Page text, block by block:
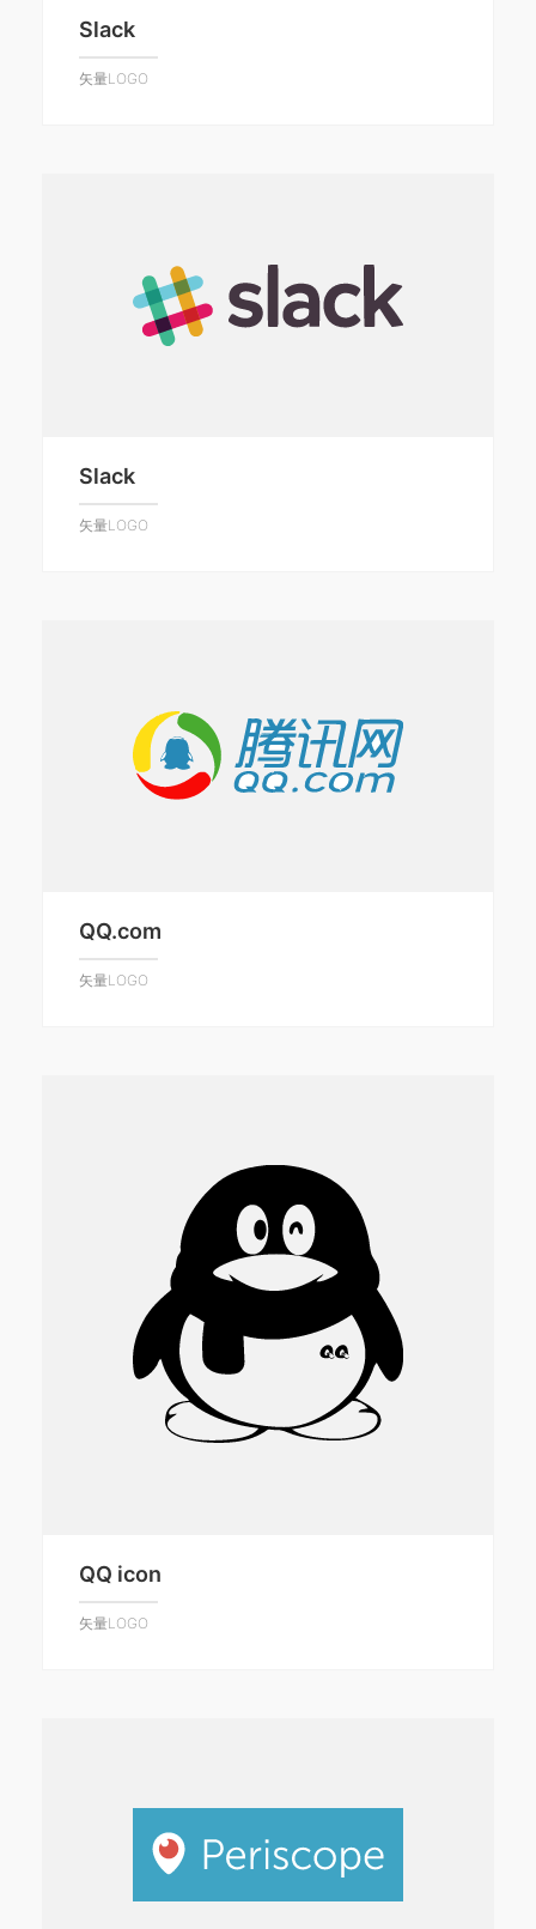
Slack
矢量LOGO
Slack
矢量LOGO
QQ.com
矢量LOGO
QQ icon
矢量LOGO